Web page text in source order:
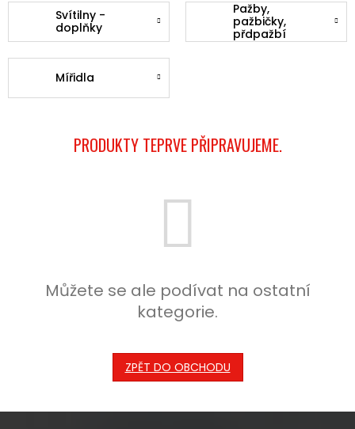
Svítilny -
doplňky
Pažby,
pažbičky,
přdpažbí
Mířidla
PRODUKTY TEPRVE PŘIPRAVUJEME.
Můžete se ale podívat na ostatní
kategorie.
ZPĚT DO OBCHODU